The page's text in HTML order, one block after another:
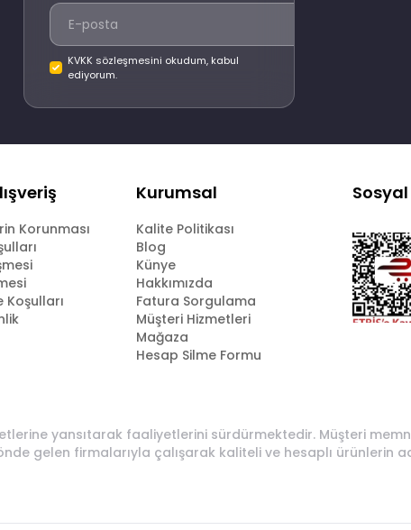
KVKK sözleşmesini okudum, kabul
ediyorum.
Korunması
Kurumsal
Kalite Politikası
Blog
Künye
Hakkımızda
Fatura Sorgulama
Müşteri Hizmetleri
Mağaza
Hesap Silme Formu
yansıtarak faaliyetlerini sürdürmektedir. Müşteri
gelen firmalarıyla çalışarak kaliteli ve hesaplı ürünlerin